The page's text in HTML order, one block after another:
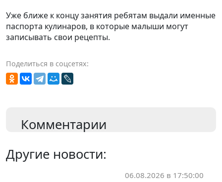
Уже ближе к концу занятия ребятам выдали именные
паспорта кулинаров, в которые малыши могут
записывать свои рецепты.
Поделиться в соцсетях:
Комментарии
Другие новости:
06.08.2026 в 17:50:00